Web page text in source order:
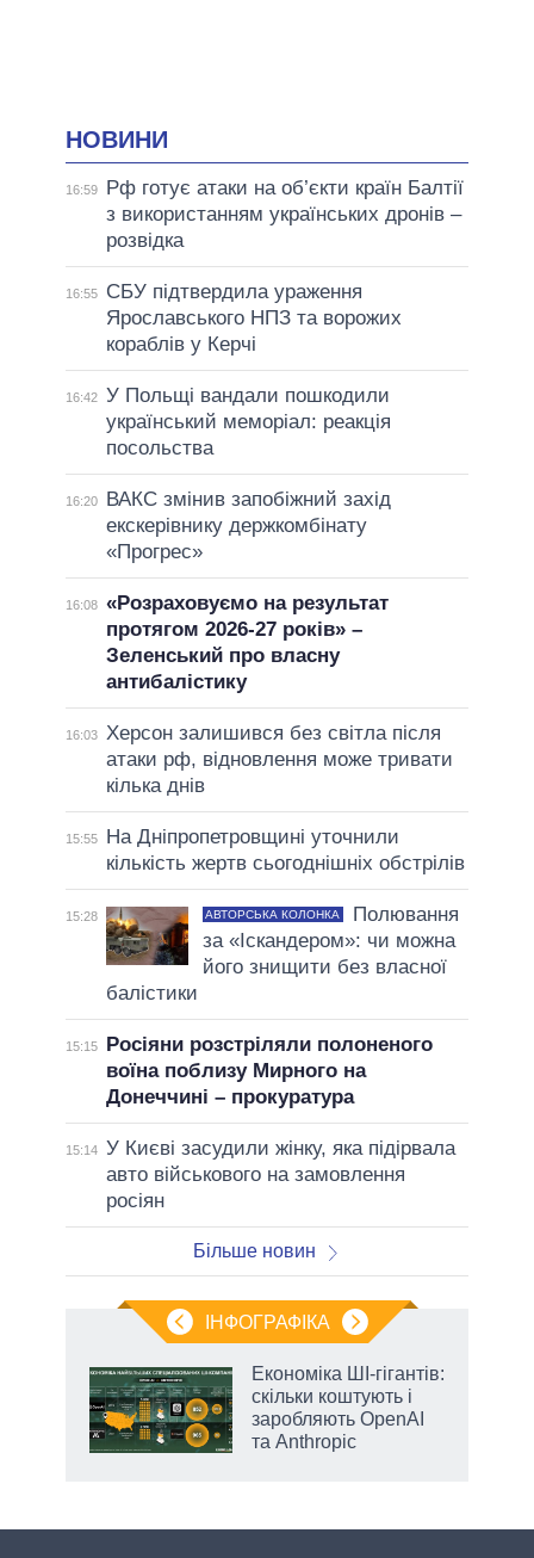
НОВИНИ
16:59
Рф готує атаки на об’єкти країн Балтії
з використанням українських дронів –
розвідка
16:55
СБУ підтвердила ураження
Ярославського НПЗ та ворожих
кораблів у Керчі
16:42 У Польщі вандали пошкодили
український меморіал: реакція
посольства
16:20
ВАКС змінив запобіжний захід
екскерівнику держкомбінату
«Прогрес»
16:08 «Розраховуємо на результат
протягом 2026-27 років» –
Зеленський про власну
антибалістику
16:03 Херсон залишився без світла після
атаки рф, відновлення може тривати
кілька днів
15:55
На Дніпропетровщині уточнили
кількість жертв сьогоднішніх обстрілів
15:28 АВТОРСЬКА КОЛОНКА
Полювання
за «Іскандером»: чи можна
його знищити без власної
балістики
15:15
Росіяни розстріляли полоненого
воїна поблизу Мирного на
Донеччині – прокуратура
15:14 У Києві засудили жінку, яка підірвала
авто військового на замовлення
росіян
Більше новин
ІНФОГРАФІКА
Економіка ШІ-гігантів:
скільки коштують і
заробляють OpenAI
та Anthropic